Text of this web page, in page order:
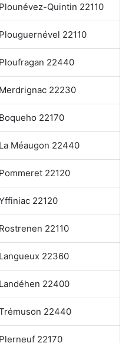
Quintin 22110
22110
22440
22230
22170
Méaugon 22440
22120
22120
22110
22360
22400
22440
22170